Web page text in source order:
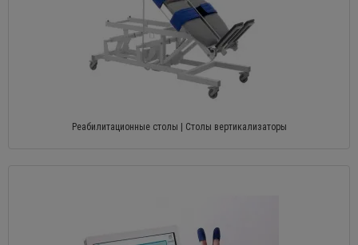
Реабилитационные столы | Столы вертикализаторы